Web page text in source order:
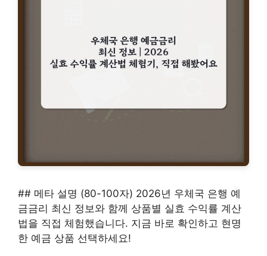
## 메타 설명 (80-100자) 2026년 우체국 은행 예
금금리 최신 정보와 함께 상품별 실효 수익률 계산
법을 직접 체험했습니다. 지금 바로 확인하고 현명
한 예금 상품 선택하세요!